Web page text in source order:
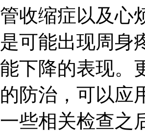
管收缩症以及心
是可能出现周身
能下降的表现。
的防治，可以应
一些相关检查之